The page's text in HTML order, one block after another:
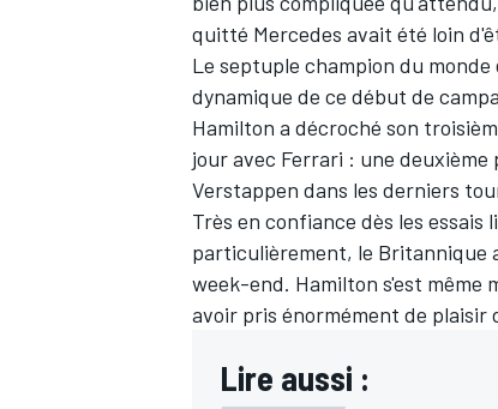
quitté Mercedes avait été loin
Le septuple champion du
dynamique de ce début de
Hamilton a décroché son
jour avec Ferrari : une
Verstappen dans les derniers
Très en confiance dès les
particulièrement, le Britannique
week-end. Hamilton s'est
avoir pris énormément de
Lire aussi :